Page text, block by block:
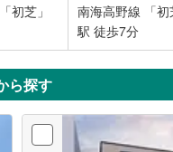
初芝」
南海高野線 「初
駅 徒歩7分
ら探す